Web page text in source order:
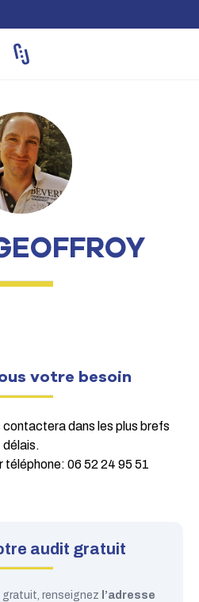
votre besoin
dans les plus brefs
délais.
téléphone: 06 52 24 95 51
audit gratuit
gratuit, renseignez l’adresse